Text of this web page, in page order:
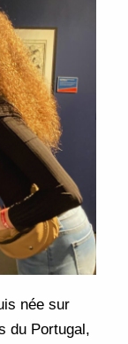
née sur
du Portugal,